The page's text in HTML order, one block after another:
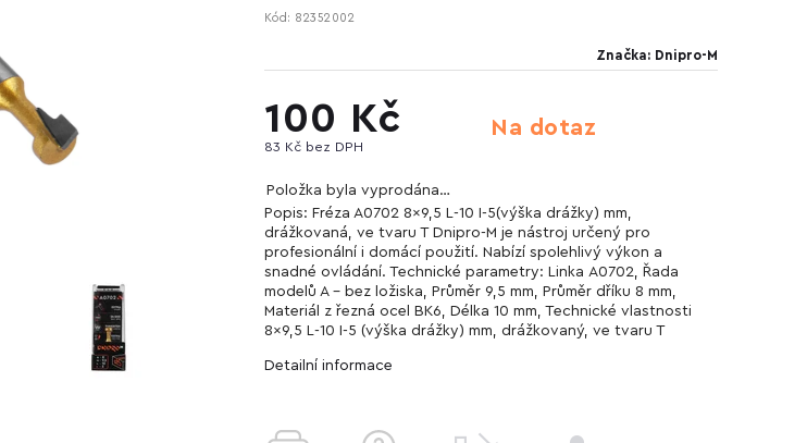
Kód: 82352002
Značka: Dnipro-M
100 Kč
83 Kč bez DPH
Na dotaz
Položka byla vyprodána…
Popis: Fréza A0702 8x9,5 L-10 I-5(výška drážky) mm,
drážkovaná, ve tvaru T Dnipro-M je nástroj určený pro
profesionální i domácí použití. Nabízí spolehlivý výkon a
snadné ovládání. Technické parametry: Linka А0702, Řada
modelů A - bez ložiska, Průměr 9,5 mm, Průměr dříku 8 mm,
Materiál z řezná ocel BK6, Délka 10 mm, Technické vlastnosti
8x9,5 L-10 I-5 (výška drážky) mm, drážkovaný, ve tvaru T
Detailní informace